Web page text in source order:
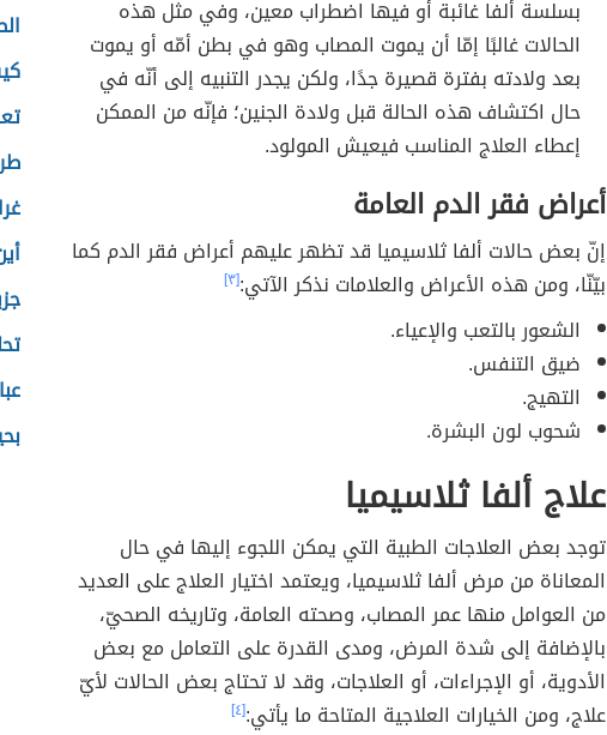
بسلسة ألفا غائبة أو فيها اضطراب معين، وفي مثل هذه
الحالات غالبًا إمّا أن يموت المصاب وهو في بطن أمّه أو يموت
بعد ولادته بفترة قصيرة جدًا، ولكن يجدر التنبيه إلى أنّه في
حال اكتشاف هذه الحالة قبل ولادة الجنين؛ فإنّه من الممكن
إعطاء العلاج المناسب فيعيش المولود.
أعراض فقر الدم العامة
إنّ بعض حالات ألفا ثلاسيميا قد تظهر عليهم أعراض فقر الدم كما
بيّنّا، ومن هذه الأعراض والعلامات نذكر الآتي:[٣]
الشعور بالتعب والإعياء.
ضيق التنفس.
التهيج.
شحوب لون البشرة.
علاج ألفا ثلاسيميا
توجد بعض العلاجات الطبية التي يمكن اللجوء إليها في حال
المعاناة من مرض ألفا ثلاسيميا، ويعتمد اختيار العلاج على العديد
من العوامل منها عمر المصاب، وصحته العامة، وتاريخه الصحيّ،
بالإضافة إلى شدة المرض، ومدى القدرة على التعامل مع بعض
الأدوية، أو الإجراءات، أو العلاجات، وقد لا تحتاج بعض الحالات لأيّ
علاج، ومن الخيارات العلاجية المتاحة ما يأتي:[٤]